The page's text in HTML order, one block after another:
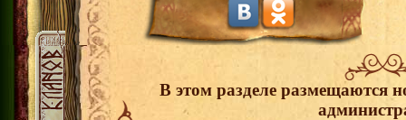
В этом разделе размещаются